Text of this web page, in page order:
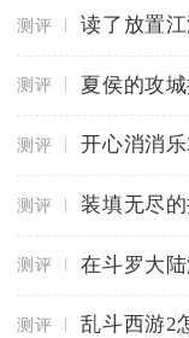
测评
测评 夏侯的攻
测评 开心消消
测评
测评
测评 乱斗西游2